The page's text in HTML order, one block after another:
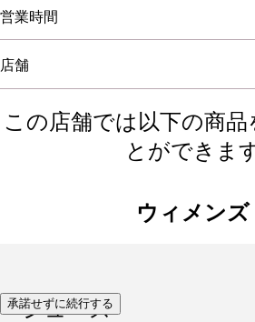
営業時間
店舗
この店舗では以下の商品
とができま
ウィメンズ
シューズ
承諾せずに続行する